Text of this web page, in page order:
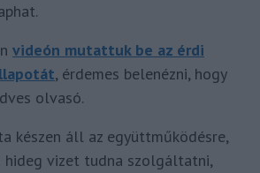
videón mutattuk be az érdi
, érdemes belenézni, hogy
olvasó.
készen áll az együttműködésre,
hideg vizet tudna szolgáltatni,